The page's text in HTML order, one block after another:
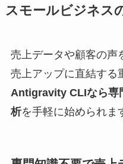
スモールビジネス
売上データや顧客の声
売上アップに直結する
Antigravity CLIなら専
析を手軽に始められま